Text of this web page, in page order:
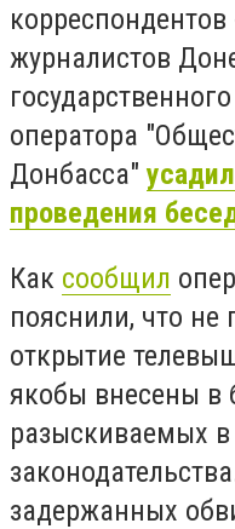
корреспондентов
журналистов
оператора
Донбасса"
проведения
Как сообщил
пояснили, что не
открытие
якобы внесены в
разыскиваемых
задержанных